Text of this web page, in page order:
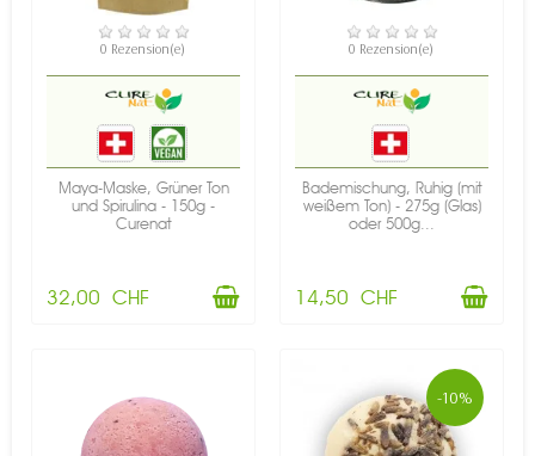
VERFÜGBAR
0 Rezension(e)
Maya-Maske, Grüner Ton
und Spirulina - 150g -
Curenat
32,00 CHF
VERFÜGBAR
0 Rezension(e)
Bademischung, Ruhig (mit
weißem Ton) - 275g (Glas)
oder 500g...
14,50 CHF
-10%